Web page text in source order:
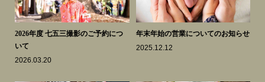
2026年度 七五三撮影のご予約につ
いて
2026.03.20
年末年始の営業についてのお知らせ
2025.12.12